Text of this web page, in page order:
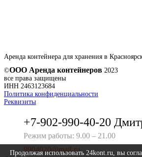
Аренда контейнера для хранения в
©ООО Аренда контейнеров 2023
все права защищены
ИНН 2463123684
Политика конфиденциальности
Реквизиты
+7-902-990-40-20
Режим работы: 9.00 – 21.00
9904020@mail.ru
Продолжая использовать 24kont.ru, вы